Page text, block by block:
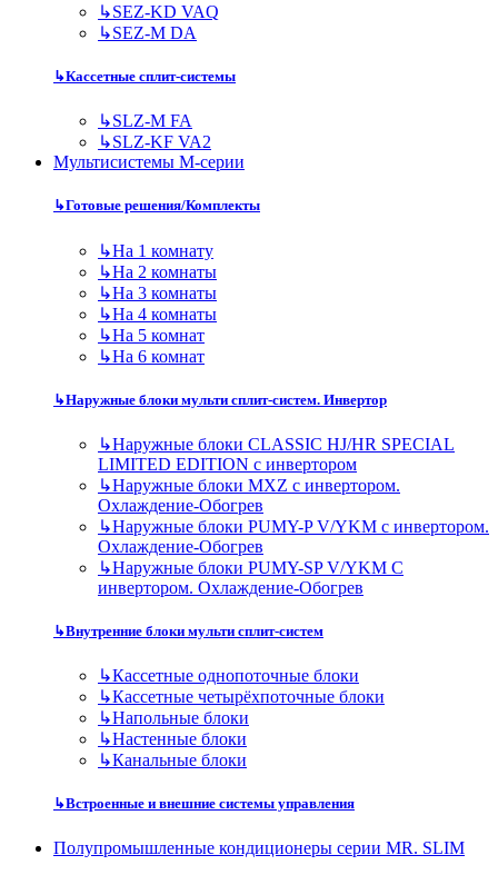
↳SEZ-KD VAQ
↳SEZ-M DA
↳Кассетные сплит-системы
↳SLZ-M FA
↳SLZ-KF VA2
Мультисистемы M-серии
↳Готовые решения/Комплекты
↳На 1 комнату
↳На 2 комнаты
↳На 3 комнаты
↳На 4 комнаты
↳На 5 комнат
↳На 6 комнат
↳Наружные блоки мульти сплит-систем. Инвертор
↳Наружные блоки CLASSIC HJ/HR SPECIAL
LIMITED EDITION с инвертором
↳Наружные блоки MXZ с инвертором.
Охлаждение-Обогрев
↳Наружные блоки PUMY-P V/YKM с инвертором.
Охлаждение-Обогрев
↳Наружные блоки PUMY-SP V/YKM С
инвертором. Охлаждение-Обогрев
↳Внутренние блоки мульти сплит-систем
↳Кассетные однопоточные блоки
↳Кассетные четырёхпоточные блоки
↳Напольные блоки
↳Настенные блоки
↳Канальные блоки
↳Встроенные и внешние системы управления
Полупромышленные кондиционеры серии MR. SLIM